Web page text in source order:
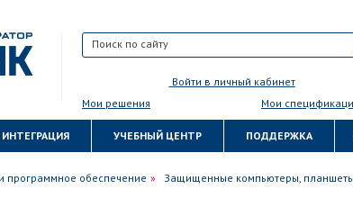
Войти в личный кабинет
Мои решения
Мои
УЧЕБНЫЙ ЦЕНТР ПОДДЕРЖКА
программное обеспечение Защищенные компьютеры,